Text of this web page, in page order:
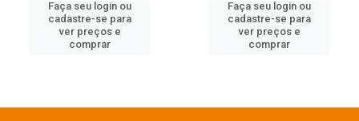
Faça seu login ou
cadastre-se para
ver preços e
comprar
Faça seu login ou
cadastre-se para
ver preços e
comprar